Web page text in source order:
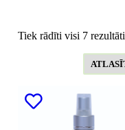
Tiek rādīti visi 7 rezultāti